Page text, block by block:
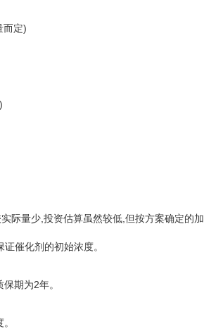
定)
量少,投资估算虽然较低,但按方案确定的加
催化剂的初始浓度。
期为2年。